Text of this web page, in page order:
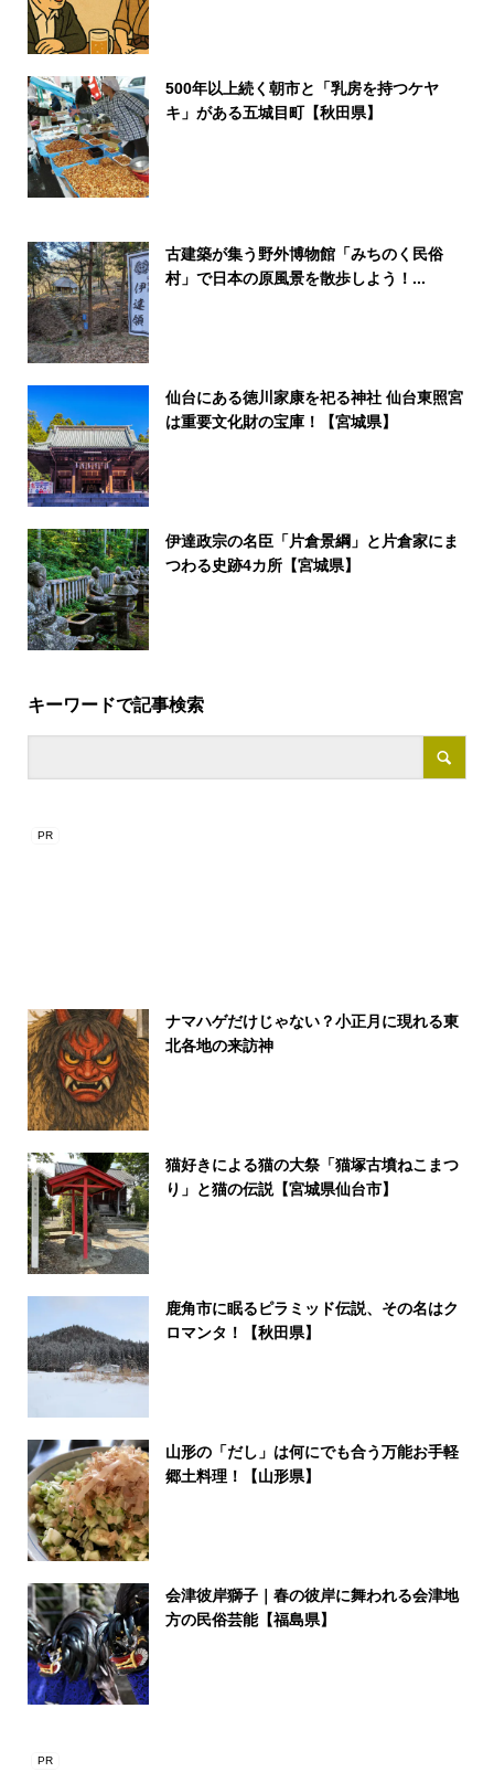
500年以上続く朝市と「乳房を持つケヤ
キ」がある五城目町【秋田県】
古建築が集う野外博物館「みちのく民俗
村」で日本の原風景を散歩しよう！...
仙台にある徳川家康を祀る神社 仙台東照宮
は重要文化財の宝庫！【宮城県】
伊達政宗の名臣「片倉景綱」と片倉家にま
つわる史跡4カ所【宮城県】
キーワードで記事検索
ナマハゲだけじゃない？小正月に現れる東
北各地の来訪神
猫好きによる猫の大祭「猫塚古墳ねこまつ
り」と猫の伝説【宮城県仙台市】
鹿角市に眠るピラミッド伝説、その名はク
ロマンタ！【秋田県】
山形の「だし」は何にでも合う万能お手軽
郷土料理！【山形県】
会津彼岸獅子｜春の彼岸に舞われる会津地
方の民俗芸能【福島県】